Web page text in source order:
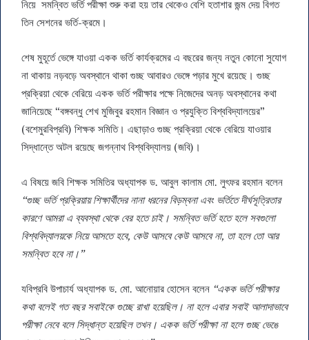
নিয়ে সমন্বিত ভর্তি পরীক্ষা শুরু করা হয় তার থেকেও বেশি হতাশার জন্ম দেয় বিগত
তিন সেশনের ভর্তি-ক্রমে।
শেষ মুহূর্তে ভেঙ্গে যাওয়া একক ভর্তি কার্যক্রমের এ বছরের জন্য নতুন কোনো সুযোগ
না থাকায় নড়বড়ে অবস্থানে থাকা গুচ্ছ আবারও ভেঙ্গে পড়ার মুখে রয়েছে। গুচ্ছ
প্রক্রিয়া থেকে বেরিয়ে একক ভর্তি পরীক্ষার পক্ষে নিজেদের অনড় অবস্থানের কথা
জানিয়েছে “বঙ্গবন্ধু শেখ মুজিবুর রহমান বিজ্ঞান ও প্রযুক্তি বিশ্ববিদ্যালয়ের”
(বশেমুরবিপ্রবি) শিক্ষক সমিতি। এছাড়াও গুচ্ছ প্রক্রিয়া থেকে বেরিয়ে যাওয়ার
সিদ্ধান্তে অটল রয়েছে জগন্নাথ বিশ্ববিদ্যালয় (জবি)।
এ বিষয়ে জবি শিক্ষক সমিতির অধ্যাপক ড. আবুল কালাম মো. লুৎফর রহমান বলেন
“গুচ্ছ ভর্তি প্রক্রিয়ায় শিক্ষার্থীদের নানা ধরনের বিড়ম্বনা এবং ভর্তিতে দীর্ঘসূত্রিতার
কারণে আমরা এ ব্যবস্থা থেকে বের হতে চাই। সমন্বিত ভর্তি হতে হলে সবগুলো
বিশ্ববিদ্যালয়কে নিয়ে আসতে হবে, কেউ আসবে কেউ আসবে না, তা হলে তো আর
সমন্বিত হবে না।”
যবিপ্রবি উপাচার্য অধ্যাপক ড. মো. আনোয়ার হোসেন বলেন “একক ভর্তি পরীক্ষার
কথা বলেই গত বছর সবাইকে গুচ্ছে রাখা হয়েছিল। না হলে এবার সবাই আলাদাভাবে
পরীক্ষা নেবে বলে সিদ্ধান্ত হয়েছিল তখন। একক ভর্তি পরীক্ষা না হলে গুচ্ছ ভেঙে